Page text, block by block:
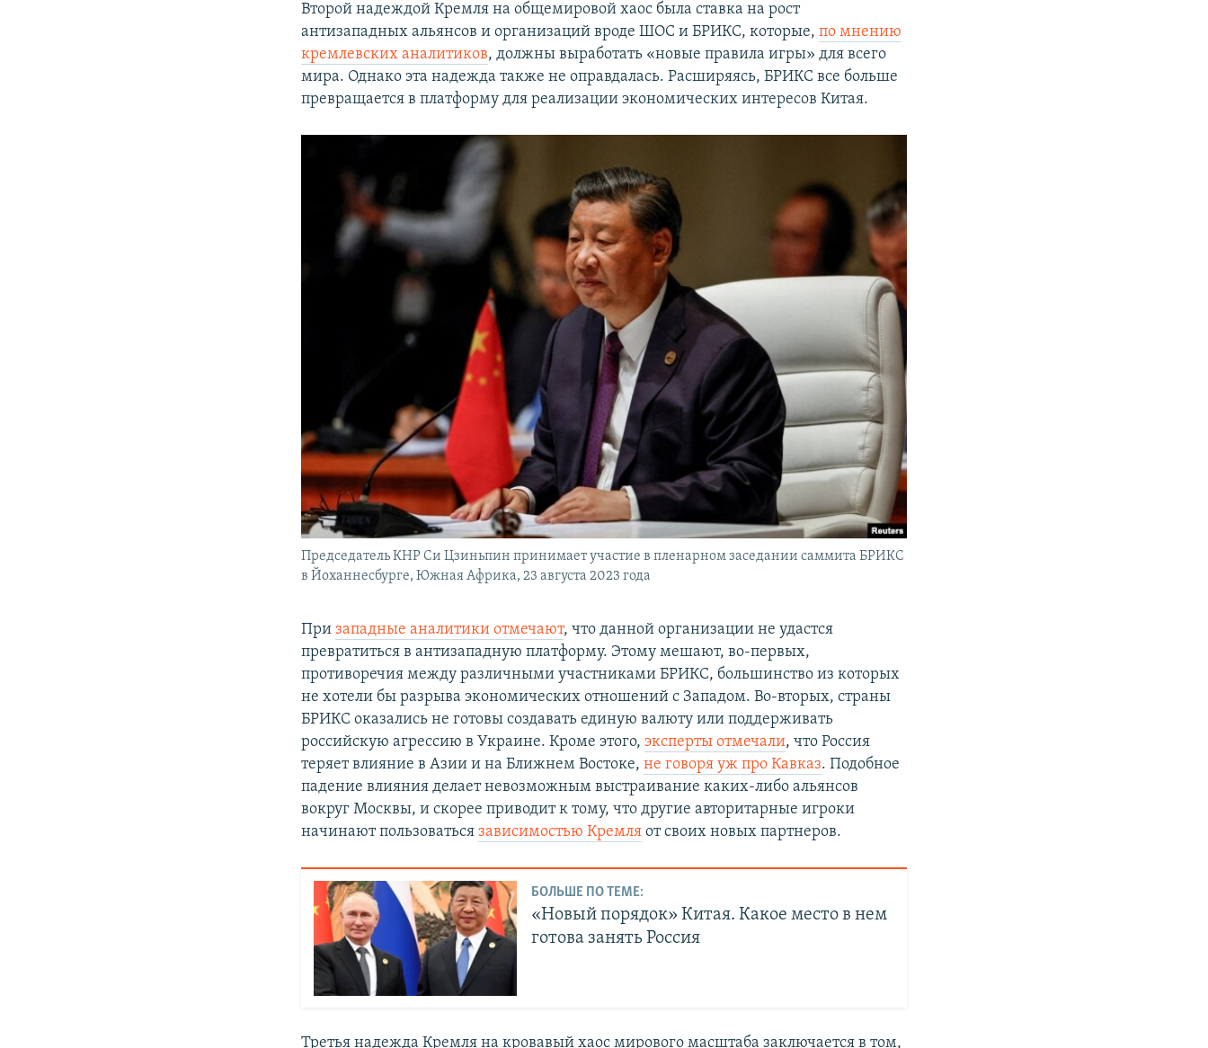
Второй надеждой Кремля на общемировой хаос была ставка на рост
антизападных альянсов и организаций вроде ШОС и БРИКС, которые,по мнению
кремлевских аналитиков, должны выработать «новые правила игры» для всего
мира. Однако эта надежда также не оправдалась. Расширяясь, БРИКС все больше
превращается в платформу для реализации экономических интересов Китая.
Председатель КНР Си Цзиньпин принимает участие в пленарном заседании саммита БРИКС
в Йоханнесбурге, Южная Африка, 23 августа 2023 года
Призападные аналитики отмечают, что данной организации не удастся
превратиться в антизападную платформу. Этому мешают, во-первых,
противоречия между различными участниками БРИКС, большинство из которых
не хотели бы разрыва экономических отношений с Западом. Во-вторых, страны
БРИКС оказались не готовы создавать единую валюту или поддерживать
российскую агрессию в Украине. Кроме этого,эксперты отмечали, что Россия
теряет влияние в Азии и на Ближнем Востоке,не говоря уж про Кавказ. Подобное
падение влияния делает невозможным выстраивание каких-либо альянсов
вокруг Москвы, и скорее приводит к тому, что другие авторитарные игроки
начинают пользоватьсязависимостью Кремля от своих новых партнеров.
БОЛЬШЕ ПО ТЕМЕ:
«Новый порядок» Китая. Какое место в нем
готова занять Россия
Третья надежда Кремля на кровавый хаос мирового масштаба заключается в том,